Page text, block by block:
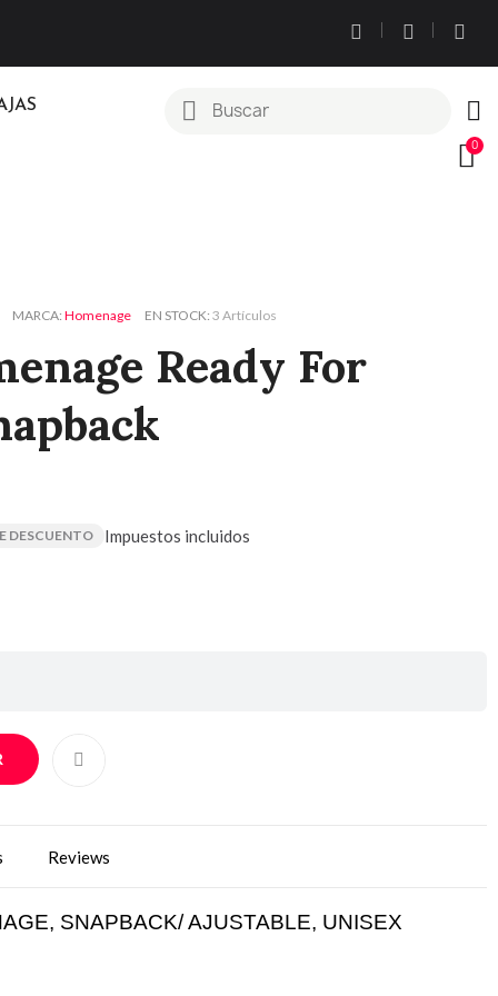
MARCA Homenage EN STOCK 3 Artículos
Ready For
DESCUENTO Impuestos incluidos
Reviews
SNAPBACK/ AJUSTABLE, UNISEX